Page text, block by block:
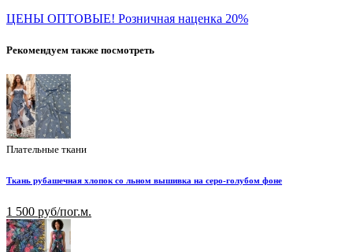
ЦЕНЫ ОПТОВЫЕ! Розничная наценка 20%
Рекомендуем также посмотреть
Плательные ткани
Ткань рубашечная хлопок со льном вышивка на серо-голубом фоне
1 500 руб/пог.м.